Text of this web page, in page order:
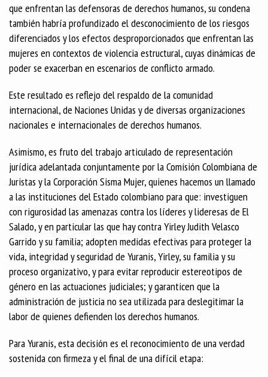
que enfrentan las defensoras de derechos humanos, su condena
también habría profundizado el desconocimiento de los riesgos
diferenciados y los efectos desproporcionados que enfrentan las
mujeres en contextos de violencia estructural, cuyas dinámicas de
poder se exacerban en escenarios de conflicto armado.
Este resultado es reflejo del respaldo de la comunidad
internacional, de Naciones Unidas y de diversas organizaciones
nacionales e internacionales de derechos humanos.
Asimismo, es fruto del trabajo articulado de representación
jurídica adelantada conjuntamente por la Comisión Colombiana de
Juristas y la Corporación Sisma Mujer, quienes hacemos un llamado
a las instituciones del Estado colombiano para que: investiguen
con rigurosidad las amenazas contra los líderes y lideresas de El
Salado, y en particular las que hay contra Yirley Judith Velasco
Garrido y su familia; adopten medidas efectivas para proteger la
vida, integridad y seguridad de Yuranis, Yirley, su familia y su
proceso organizativo, y para evitar reproducir estereotipos de
género en las actuaciones judiciales; y garanticen que la
administración de justicia no sea utilizada para deslegitimar la
labor de quienes defienden los derechos humanos.
Para Yuranis, esta decisión es el reconocimiento de una verdad
sostenida con firmeza y el final de una difícil etapa: